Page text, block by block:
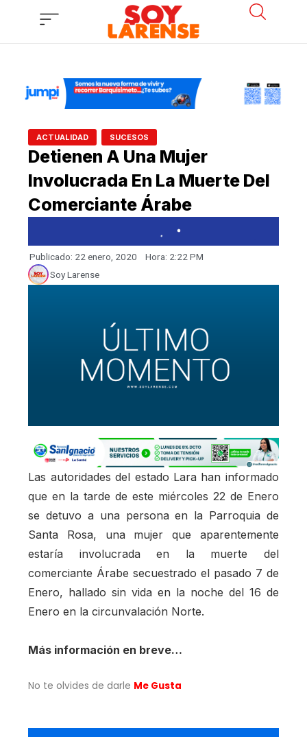
ACTUALIDAD SUCESOS
Detienen A Una Mujer
Involucrada En La Muerte Del
Comerciante Árabe
Publicado: 22 enero, 2020 Hora: 2:22 PM
Soy Larense
Las autoridades del estado Lara han informado
que en la tarde de este miércoles 22 de Enero
se detuvo a una persona en la Parroquia de
Santa Rosa, una mujer que aparentemente
estaría involucrada en la muerte del
comerciante Árabe secuestrado el pasado 7 de
Enero, hallado sin vida en la noche del 16 de
Enero en la circunvalación Norte.
Más información en breve…
No te olvides de darle Me Gusta